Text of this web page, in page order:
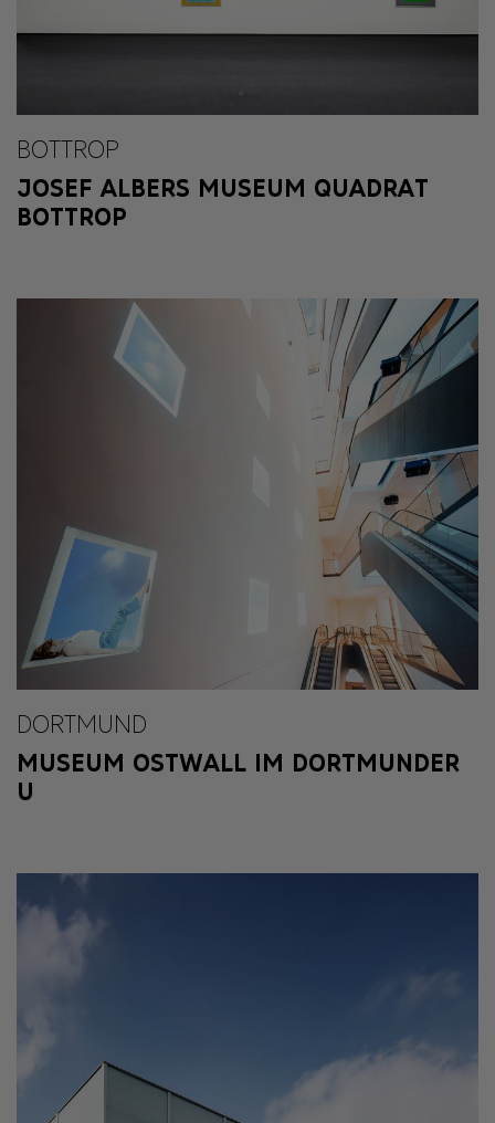
BOTTROP
JOSEF ALBERS MUSEUM QUADRAT
BOTTROP
DORTMUND
MUSEUM OSTWALL IM DORTMUNDER
U